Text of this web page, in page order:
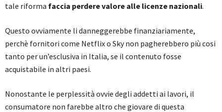
tale riforma faccia perdere valore alle licenze nazionali.
Questo ovviamente li danneggerebbe finanziariamente,
perchè fornitori come Netflix o Sky non pagherebbero più cosi
tanto per un’esclusiva in Italia, se il contenuto fosse
acquistabile in altri paesi.
Nonostante le perplessità ovvie degli addetti ai lavori, il
consumatore non farebbe altro che giovare di questa